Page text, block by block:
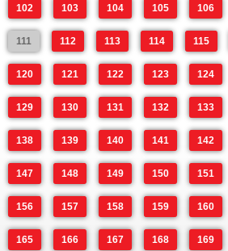
102 103 104 105 106
111 112 113 114 115
120 121 122 123 124
129 130 131 132 133
138 139 140 141 142
147 148 149 150 151
156 157 158 159 160
165 166 167 168 169